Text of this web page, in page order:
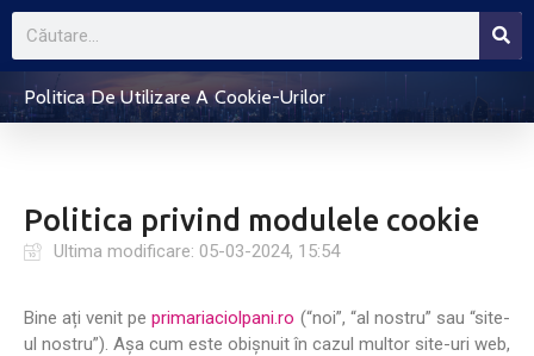
Politica De Utilizare A Cookie-Urilor
Politica privind modulele cookie
Ultima modificare: 05-03-2024, 15:54
Bine ați venit peprimariaciolpani.ro (“noi”, “al nostru” sau “site-
ul nostru”). Așa cum este obișnuit în cazul multor site-uri web,